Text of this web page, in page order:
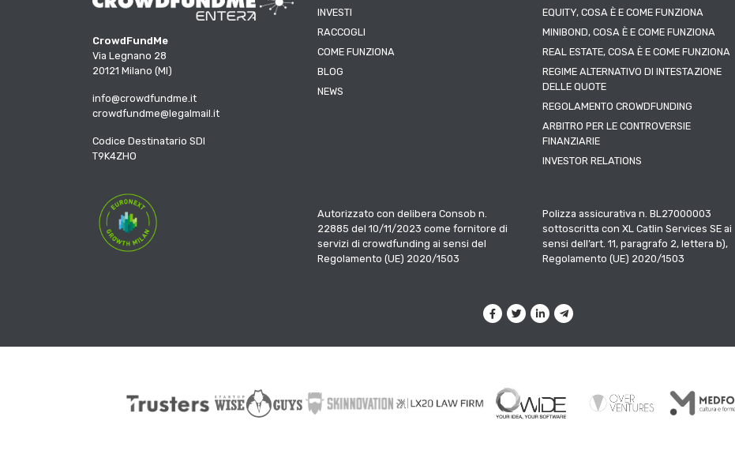
CrowdFundMe
Via Legnano 28
20121 Milano (MI)
info@crowdfundme.it
crowdfundme@legalmail.it
Codice Destinatario SDI
T9K4ZHO
INVESTI
RACCOGLI
COME FUNZIONA
BLOG
NEWS
EQUITY, COSA È E COME FUNZIONA
MINIBOND, COSA È E COME FUNZIONA
REAL ESTATE, COSA È E COME FUNZIONA
REGIME ALTERNATIVO DI INTESTAZIONE
DELLE QUOTE
REGOLAMENTO CROWDFUNDING
ARBITRO PER LE CONTROVERSIE
FINANZIARIE
INVESTOR RELATIONS
Autorizzato con delibera Consob n.
22885 del 10/11/2023 come fornitore di
servizi di crowdfunding ai sensi del
Regolamento (UE) 2020/1503
Polizza assicurativa n. BL27000003
sottoscritta con XL Catlin Services SE ai
sensi dell’art. 11, paragrafo 2, lettera b),
Regolamento (UE) 2020/1503